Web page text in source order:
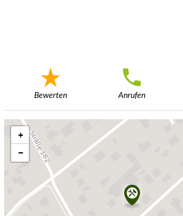
Bewerten Anrufen
+
−